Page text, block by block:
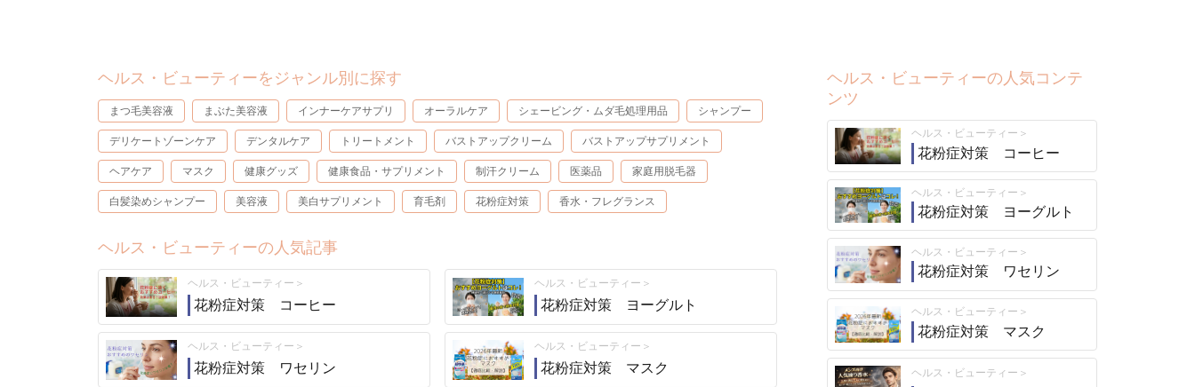
ヘルス・ビューティーをジャンル別に探す
まつ毛美容液 まぶた美容液 インナーケアサプリ オーラルケア シェービング・ムダ毛処理用品 シャンプー
デリケートゾーンケア デンタルケア トリートメント バストアップクリーム バストアップサプリメント
ヘアケア マスク 健康グッズ 健康食品・サプリメント 制汗クリーム 医薬品 家庭用脱毛器
白髪染めシャンプー 美容液 美白サプリメント 育毛剤 花粉症対策 香水・フレグランス
ヘルス・ビューティーの人気記事
ヘルス・ビューティー
花粉症対策 コーヒー
ヘルス・ビューティー
花粉症対策 ヨーグルト
ヘルス・ビューティー
花粉症対策 ワセリン
ヘルス・ビューティー
花粉症対策 マスク
ヘルス・ビューティーの人気コンテ
ンツ
ヘルス・ビューティー
花粉症対策 コーヒー
ヘルス・ビューティー
花粉症対策 ヨーグルト
ヘルス・ビューティー
花粉症対策 ワセリン
ヘルス・ビューティー
花粉症対策 マスク
ヘルス・ビューティー